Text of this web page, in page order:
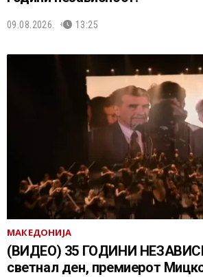
09.08.2026. 13:25
МАКЕДОНИЈА
(ВИДЕО) 35 ГОДИНИ
светнал ден, премиерот